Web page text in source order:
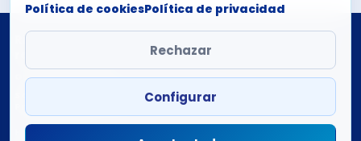
Ritmo monitoriza la difusión de singles en emisoras de
Copyright © 2026 Mantovani Europe SL
Política de privacidad
HEMOS DETECTADO
Política de cookiesPolítica de privacidad
Rechazar
Configurar